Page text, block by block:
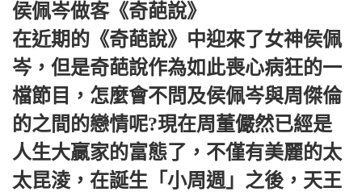
侯佩岑做客《奇葩說》
在近期的《奇葩說》中迎來了女神侯佩
岑，但是奇葩說作為如此喪心病狂的一
檔節目，怎麼會不問及侯佩岑與周傑倫
的之間的戀情呢?現在周董儼然已經是
人生大贏家的富態了，不僅有美麗的太
太昆淩，在誕生「小周週」之後，天王